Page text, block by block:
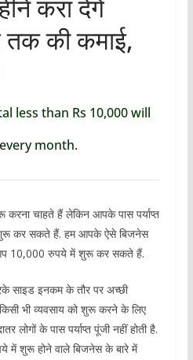
करा देंगे
की कमाई,
less than Rs 10,000 will
month.
चाहते हैं लेकिन आपके पास पर्याप्त
शुरू कर सकते हैं. हम आपके ऐसे बिजनेस
10,000 रुपये में शुरू कर सकते हैं.
साइड इनकम के तौर पर अच्छी
भी व्यवसाय को शुरू करने के लिए
लोगों के पास पर्याप्त पूंजी नहीं होती है.
में शुरू होने वाले बिजनेस के बारे में